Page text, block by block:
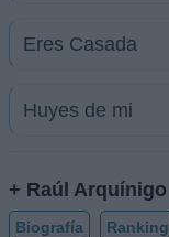
Eres Casada
Huyes de mi
+ Raúl Arquínigo
Biografía Ranking